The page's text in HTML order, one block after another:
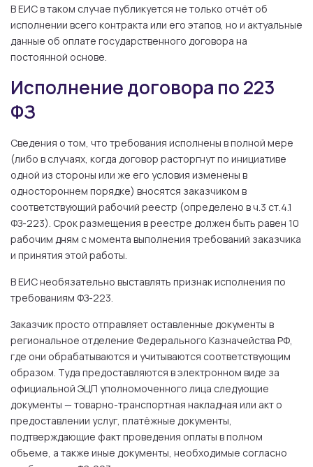
В ЕИС в таком случае публикуется не только отчёт об
исполнении всего контракта или его этапов, но и актуальные
данные об оплате государственного договора на
постоянной основе.
Исполнение договора по 223
ФЗ
Сведения о том, что требования исполнены в полной мере
(либо в случаях, когда договор расторгнут по инициативе
одной из стороны или же его условия изменены в
одностороннем порядке) вносятся заказчиком в
соответствующий рабочий реестр (определено в ч.3 ст.4.1
ФЗ-223). Срок размещения в реестре должен быть равен 10
рабочим дням с момента выполнения требований заказчика
и принятия этой работы.
В ЕИС необязательно выставлять признак исполнения по
требованиям ФЗ-223.
Заказчик просто отправляет оставленные документы в
региональное отделение Федерального Казначейства РФ,
где они обрабатываются и учитываются соответствующим
образом. Туда предоставляются в электронном виде за
официальной ЭЦП уполномоченного лица следующие
документы — товарно-транспортная накладная или акт о
предоставлении услуг, платёжные документы,
подтверждающие факт проведения оплаты в полном
объеме, а также иные документы, необходимые согласно